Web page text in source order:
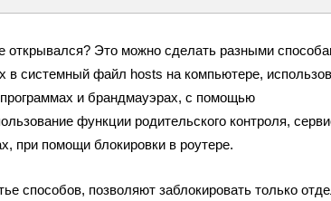
открывался? Это можно сделать разными
в системный файл hosts на компьютере,
и брандмауэрах, с помощью
функции родительского контроля,
при помощи блокировки в роутере.
способов, позволяют заблокировать только